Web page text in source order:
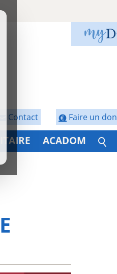
Faire un don
Contact
ACADOM